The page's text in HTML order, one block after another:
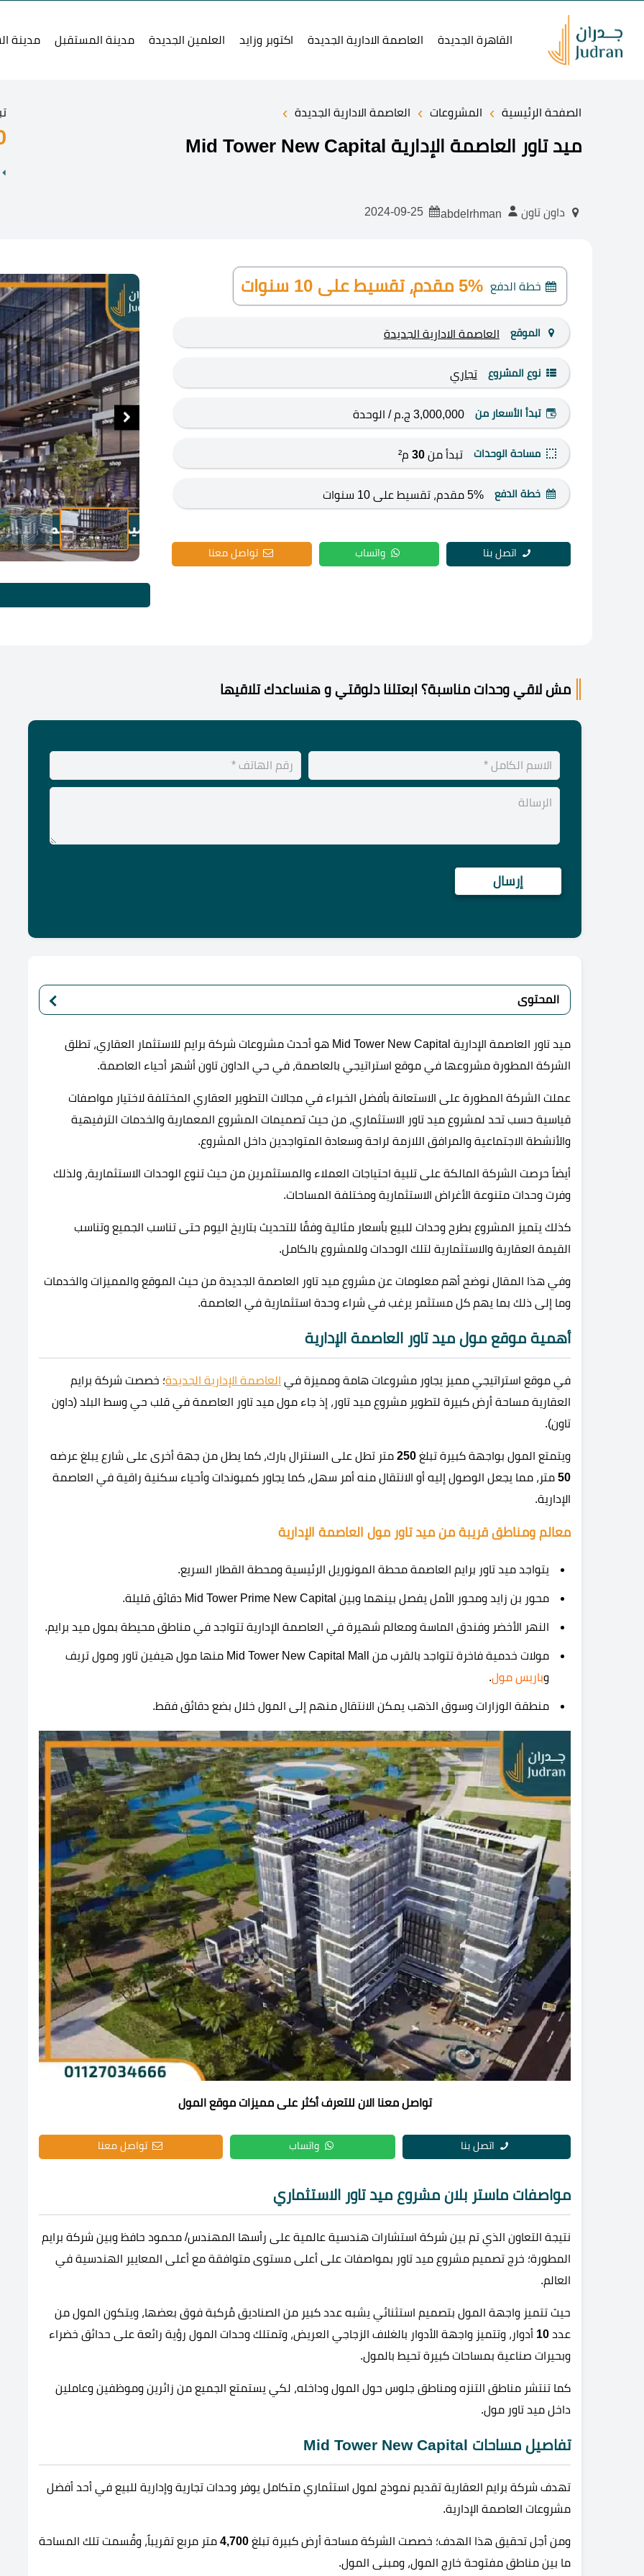
القاهرة الجديدة العاصمة الادارية الجديدة اكتوبر وزايد العلمين الجديدة مدينة المستقبل مدينة
الصفحة الرئيسية › المشروعات › العاصمة الادارية الجديدة ›
ميد تاور العاصمة الإدارية Mid Tower New Capital
داون تاون
خطة الدفع 5% مقدم، تقسيط على 10 سنوات
الموقع العاصمة الادارية الجديدة
نوع المشروع تجاري
تبدأ الأسعار من 3,000,000 ج.م / الوحدة
مساحة الوحدات تبدأ من30 م²
خطة الدفع 5% مقدم، تقسيط على 10 سنوات
اتصل بنا واتساب تواصل معنا
مش لاقي وحدات مناسبة؟ ابعتلنا دلوقتي و هنساعدك تلاقيها
المحتوى
ميد تاور العاصمة الإدارية Mid Tower New Capital هو أحدث مشروعات شركة برايم للاستثمار العقاري، تطلق
الشركة المطورة مشروعها في موقع استراتيجي بالعاصمة، في حي الداون تاون أشهر أحياء العاصمة.
عملت الشركة المطورة على الاستعانة بأفضل الخبراء في مجالات التطوير العقاري المختلفة لاختيار مواصفات
قياسية حسب تحد لمشروع ميد تاور الاستثماري، من حيث تصميمات المشروع المعمارية والخدمات الترفيهية
والأنشطة الاجتماعية والمرافق اللازمة لراحة وسعادة المتواجدين داخل المشروع.
أيضاً حرصت الشركة المالكة على تلبية احتياجات العملاء والمستثمرين من حيث تنوع الوحدات الاستثمارية، ولذلك
وفرت وحدات متنوعة الأغراض الاستثمارية ومختلفة المساحات.
كذلك يتميز المشروع بطرح وحدات للبيع بأسعار مثالية وفقًا للتحديث بتاريخ اليوم حتى تناسب الجميع وتناسب
القيمة العقارية والاستثمارية لتلك الوحدات وللمشروع بالكامل.
وفي هذا المقال نوضح أهم معلومات عن مشروع ميد تاور العاصمة الجديدة من حيث الموقع والمميزات والخدمات
وما إلى ذلك بما يهم كل مستثمر يرغب في شراء وحدة استثمارية في العاصمة.
أهمية موقع مول ميد تاور العاصمة الإدارية
في موقع استراتيجي مميز يجاور مشروعات هامة ومميزة في العاصمة الإدارية الجديدة؛ خصصت شركة برايم
العقارية مساحة أرض كبيرة لتطوير مشروع ميد تاور، إذ جاء مول ميد تاور العاصمة في قلب حي وسط البلد (داون
تاون).
ويتمتع المول بواجهة كبيرة تبلغ 250 متر تطل على السنترال بارك، كما يطل من جهة أخرى على شارع يبلغ عرضه
50 متر، مما يجعل الوصول إليه أو الانتقال منه أمر سهل، كما يجاور كمبوندات وأحياء سكنية راقية في العاصمة
الإدارية.
معالم ومناطق قريبة من ميد تاور مول العاصمة الإدارية
يتواجد ميد تاور برايم العاصمة محطة المونوريل الرئيسية ومحطة القطار السريع.
محور بن زايد ومحور الأمل يفصل بينهما وبين Mid Tower Prime New Capital دقائق قليلة.
النهر الأخضر وفندق الماسة ومعالم شهيرة في العاصمة الإدارية تتواجد في مناطق محيطة بمول ميد برايم.
مولات خدمية فاخرة تتواجد بالقرب من Mid Tower New Capital Mall منها مول هيفين تاور ومول تريف
وباريس مول.
منطقة الوزارات وسوق الذهب يمكن الانتقال منهم إلى المول خلال بضع دقائق فقط.
تواصل معنا الان للتعرف أكثر على مميزات موقع المول
اتصل بنا واتساب تواصل معنا
مواصفات ماستر بلان مشروع ميد تاور الاستثماري
نتيجة التعاون الذي تم بين شركة استشارات هندسية عالمية على رأسها المهندس/ محمود حافظ وبين شركة برايم
المطورة؛ خرج تصميم مشروع ميد تاور بمواصفات على أعلى مستوى متوافقة مع أعلى المعايير الهندسية في
العالم.
حيث تتميز واجهة المول بتصميم استثنائي يشبه عدد كبير من الصناديق مُركبة فوق بعضها، ويتكون المول من
عدد 10 أدوار، وتتميز واجهة الأدوار بالغلاف الزجاجي العريض، وتمتلك وحدات المول رؤية رائعة على حدائق خضراء
وبحيرات صناعية بمساحات كبيرة تحيط بالمول.
كما تنتشر مناطق التنزه ومناطق جلوس حول المول وداخله، لكي يستمتع الجميع من زائرين وموظفين وعاملين
داخل ميد تاور مول.
تفاصيل مساحات Mid Tower New Capital
تهدف شركة برايم العقارية تقديم نموذج لمول استثماري متكامل يوفر وحدات تجارية وإدارية للبيع في أحد أفضل
مشروعات العاصمة الإدارية.
ومن أجل تحقيق هذا الهدف؛ خصصت الشركة مساحة أرض كبيرة تبلغ 4,700 متر مربع تقريباً، وقُسمت تلك المساحة
ما بين مناطق مفتوحة خارج المول، ومبنى المول.